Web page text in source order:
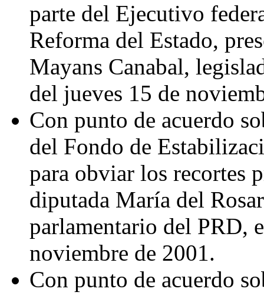
parte del Ejecutivo
Reforma del Estado,
Mayans Canabal,
del jueves 15 de
Con punto de acuerdo
del Fondo de
para obviar los recortes
diputada María del
parlamentario del PRD,
noviembre de 2001.
Con punto de acuerdo